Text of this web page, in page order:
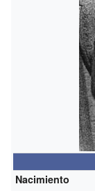
Nacimiento